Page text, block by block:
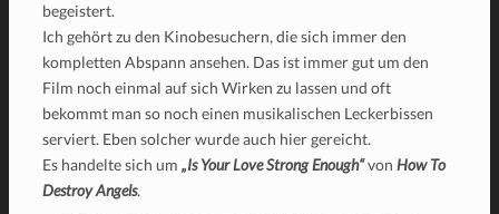
begeistert.
Ich gehört zu den Kinobesuchern, die sich immer den
kompletten Abspann ansehen. Das ist immer gut um den
Film noch einmal auf sich Wirken zu lassen und oft
bekommt man so noch einen musikalischen Leckerbissen
serviert. Eben solcher wurde auch hier gereicht.
Es handelte sich um „Is Your Love Strong Enough“von How To
Destroy Angels.